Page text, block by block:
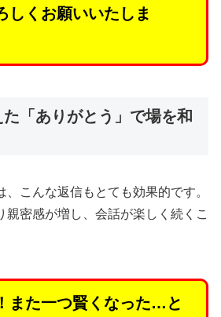
しくお願いいたしま
「ありがとう」で場を和
、こんな返信もとても効果的です。
親密感が増し、会話が楽しく続くこ
また一つ賢くなった…と